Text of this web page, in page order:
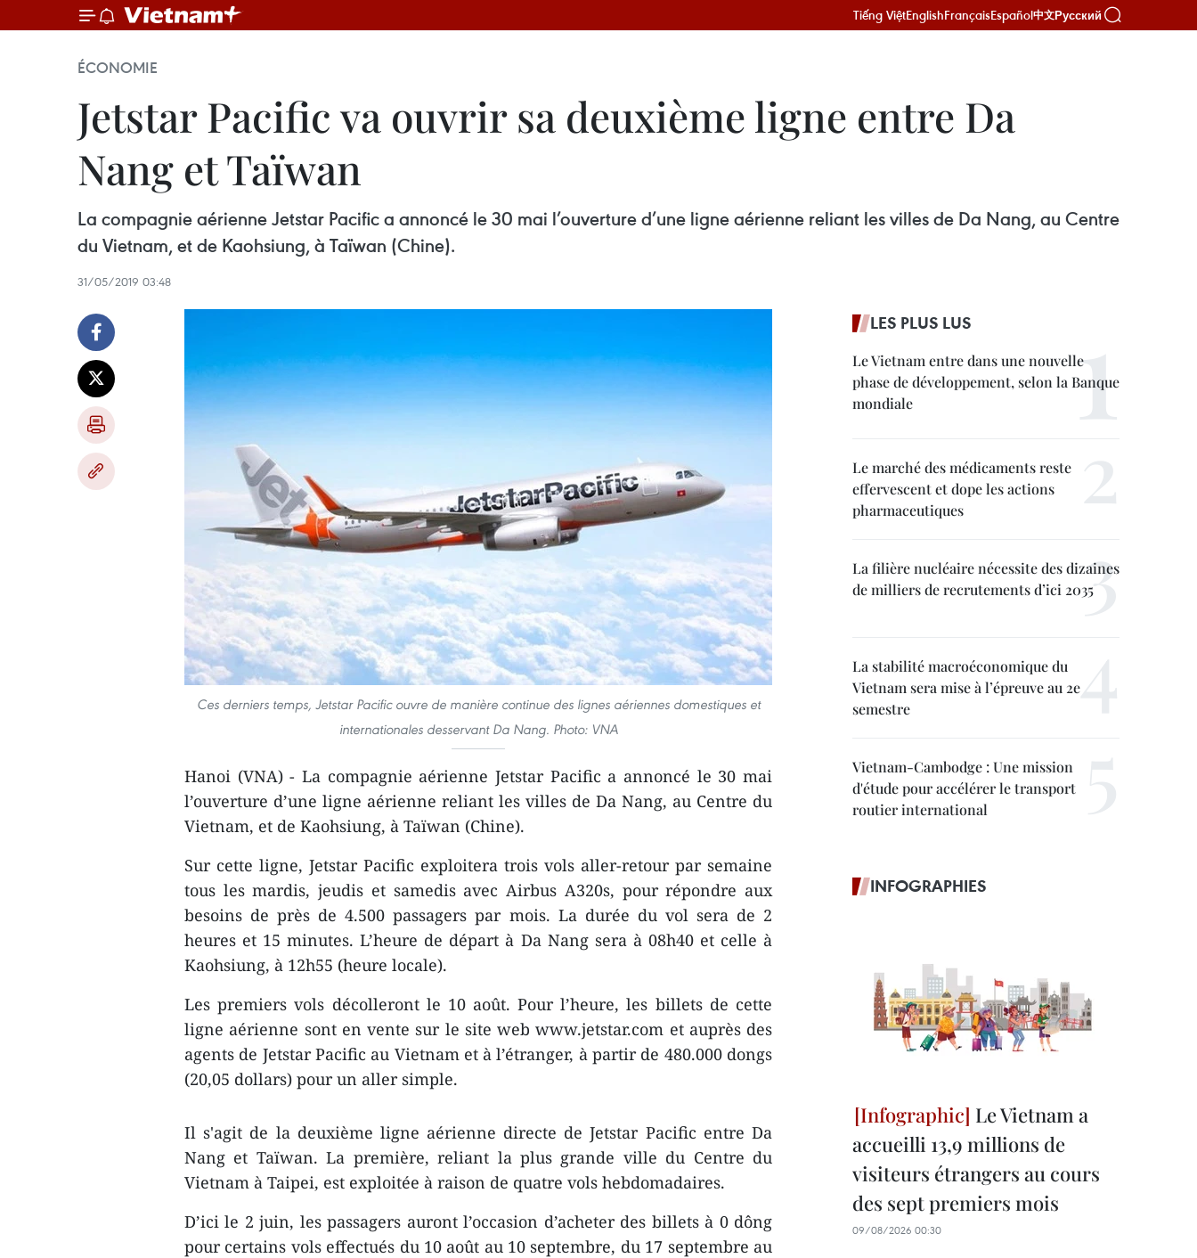
Tiếng ViệtEnglishFrançaisEspañol中文Русский
ÉCONOMIE
Jetstar Pacific va ouvrir sa deuxième ligne entre Da
Nang et Taïwan
La compagnie aérienne Jetstar Pacific a annoncé le 30 mai l’ouverture d’une ligne aérienne reliant les villes de Da Nang, au Centre
du Vietnam, et de Kaohsiung, à Taïwan (Chine).
31/05/2019 03:48
Ces derniers temps, Jetstar Pacific ouvre de manière continue des lignes aériennes domestiques et
internationales desservant Da Nang. Photo: VNA
Hanoi (VNA) - La compagnie aérienne Jetstar Pacific a annoncé le 30 mai
l’ouverture d’une ligne aérienne reliant les villes de Da Nang, au Centre du
Vietnam, et de Kaohsiung, à Taïwan (Chine).
Sur cette ligne, Jetstar Pacific exploitera trois vols aller-retour par semaine
tous les mardis, jeudis et samedis avec Airbus A320s, pour répondre aux
besoins de près de 4.500 passagers par mois. La durée du vol sera de 2
heures et 15 minutes. L’heure de départ à Da Nang sera à 08h40 et celle à
Kaohsiung, à 12h55 (heure locale).
Les premiers vols décolleront le 10 août. Pour l’heure, les billets de cette
ligne aérienne sont en vente sur le site web www.jetstar.com et auprès des
agents de Jetstar Pacific au Vietnam et à l’étranger, à partir de 480.000 dongs
(20,05 dollars) pour un aller simple.
Il s'agit de la deuxième ligne aérienne directe de Jetstar Pacific entre Da
Nang et Taïwan. La première, reliant la plus grande ville du Centre du
Vietnam à Taipei, est exploitée à raison de quatre vols hebdomadaires.
D’ici le 2 juin, les passagers auront l’occasion d’acheter des billets à 0 dông
pour certains vols effectués du 10 août au 10 septembre, du 17 septembre au
LES PLUS LUS
Le Vietnam entre dans une nouvelle
phase de développement, selon la Banque
mondiale
Le marché des médicaments reste
effervescent et dope les actions
pharmaceutiques
La filière nucléaire nécessite des dizaines
de milliers de recrutements d’ici 2035
La stabilité macroéconomique du
Vietnam sera mise à l’épreuve au 2e
semestre
Vietnam-Cambodge : Une mission
d'étude pour accélérer le transport
routier international
INFOGRAPHIES
Le Vietnam a
accueilli 13,9 millions de
visiteurs étrangers au cours
des sept premiers mois
09/08/2026 00:30